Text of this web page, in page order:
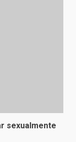
sexualmente